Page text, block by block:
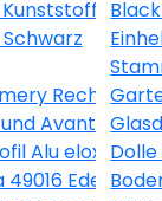
2
Rechteckig
Alu eloxiert